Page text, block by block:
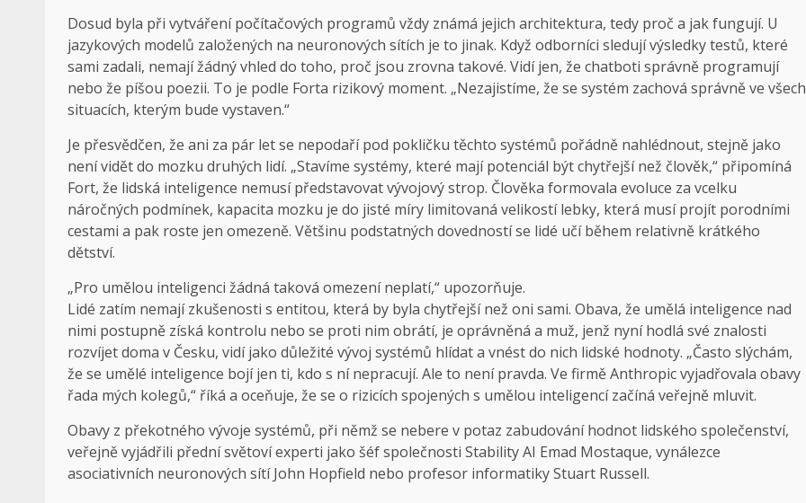
Dosud byla při vytváření počítačových programů vždy známá jejich architektura, tedy proč a jak fungují. U
jazykových modelů založených na neuronových sítích je to jinak. Když odborníci sledují výsledky testů, které
sami zadali, nemají žádný vhled do toho, proč jsou zrovna takové. Vidí jen, že chatboti správně programují
nebo že píšou poezii. To je podle Forta rizikový moment. „Nezajistíme, že se systém zachová správně ve všech
situacích, kterým bude vystaven.“
Je přesvědčen, že ani za pár let se nepodaří pod pokličku těchto systémů pořádně nahlédnout, stejně jako
není vidět do mozku druhých lidí. „Stavíme systémy, které mají potenciál být chytřejší než člověk,“ připomíná
Fort, že lidská inteligence nemusí představovat vývojový strop. Člověka formovala evoluce za vcelku
náročných podmínek, kapacita mozku je do jisté míry limitovaná velikostí lebky, která musí projít porodními
cestami a pak roste jen omezeně. Většinu podstatných dovedností se lidé učí během relativně krátkého
dětství.
„Pro umělou inteligenci žádná taková omezení neplatí,“ upozorňuje.
Lidé zatím nemají zkušenosti s entitou, která by byla chytřejší než oni sami. Obava, že umělá inteligence nad
nimi postupně získá kontrolu nebo se proti nim obrátí, je oprávněná a muž, jenž nyní hodlá své znalosti
rozvíjet doma v Česku, vidí jako důležité vývoj systémů hlídat a vnést do nich lidské hodnoty. „Často slýchám,
že se umělé inteligence bojí jen ti, kdo s ní nepracují. Ale to není pravda. Ve firmě Anthropic vyjadřovala obavy
řada mých kolegů,“ říká a oceňuje, že se o rizicích spojených s umělou inteligencí začíná veřejně mluvit.
Obavy z překotného vývoje systémů, při němž se nebere v potaz zabudování hodnot lidského společenství,
veřejně vyjádřili přední světoví experti jako šéf společnosti Stability AI Emad Mostaque, vynálezce
asociativních neuronových sítí John Hopfield nebo profesor informatiky Stuart Russell.